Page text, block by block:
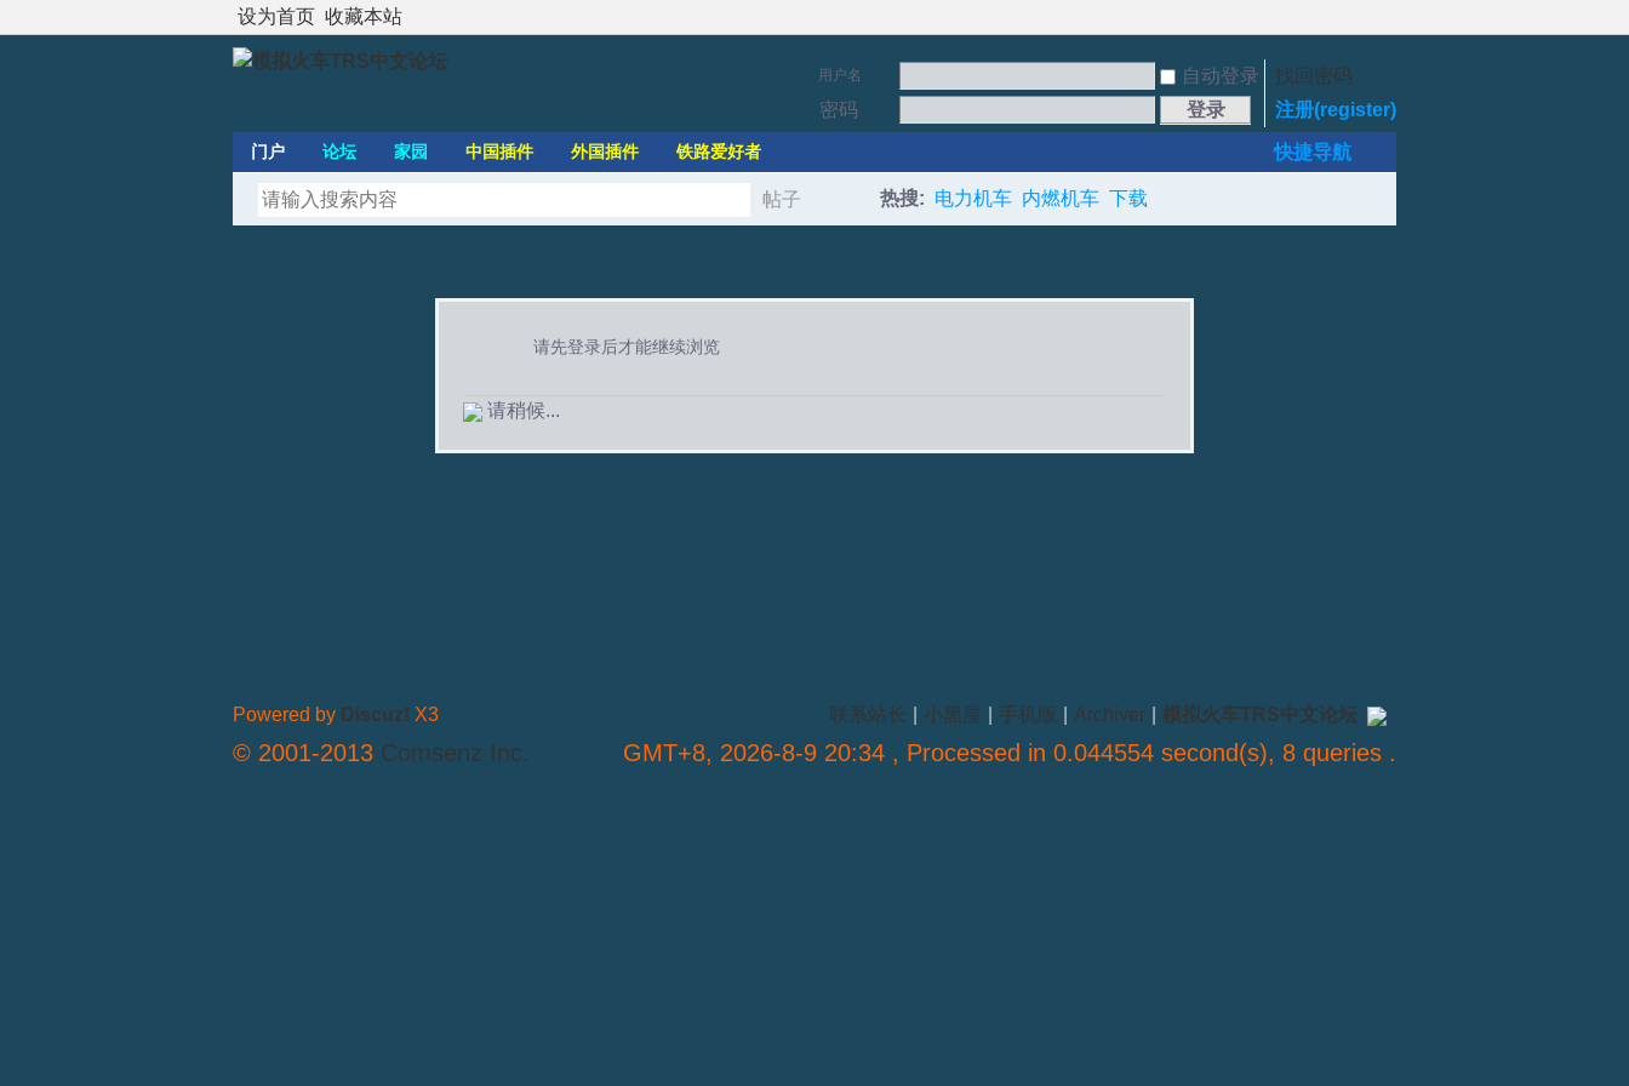
设为首页 收藏本站
用户名 自动登录
找回密码
密码
登录 注册(register)
快捷导航
门户 论坛 家园 中国插件 外国插件 铁路爱好者
帖子
热搜: 电力机车 内燃机车 下载
请先登录后才能继续浏览
请稍候...
联系站长 小黑屋 手机版 Archiver 模拟火车TRS中文论坛
GMT+8, 2026-8-9 20:34 , Processed in 0.044554 second(s), 8 queries .
Powered by Discuz! X3
© 2001-2013 Comsenz Inc.